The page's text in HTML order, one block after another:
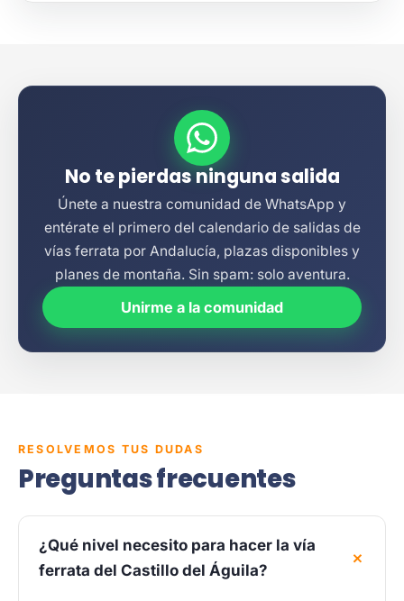
No te pierdas ninguna salida
Únete a nuestra comunidad de WhatsApp y
entérate el primero del calendario de salidas de
vías ferrata por Andalucía, plazas disponibles y
planes de montaña. Sin spam: solo aventura.
Unirme a la comunidad
RESOLVEMOS TUS DUDAS
Preguntas frecuentes
¿Qué nivel necesito para hacer la vía
ferrata del Castillo del Águila?